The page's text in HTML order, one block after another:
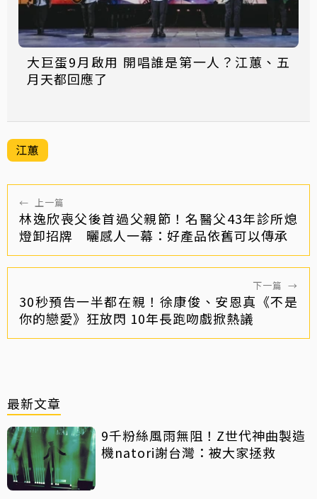
大巨蛋9月啟用 開唱誰是第一人？江蕙、五
月天都回應了
江蕙
← 上一篇
林逸欣喪父後首過父親節！名醫父43年診所熄
燈卸招牌 曬感人一幕：好產品依舊可以傳承
下一篇 →
30秒預告一半都在親！徐康俊、安恩真《不是
你的戀愛》狂放閃 10年長跑吻戲掀熱議
最新文章
9千粉絲風雨無阻！Z世代神曲製造
機natori謝台灣：被大家拯救